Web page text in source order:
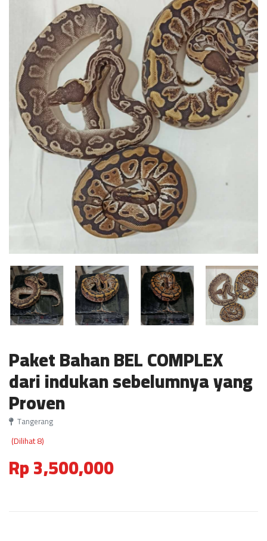
Paket Bahan BEL COMPLEX
dari indukan sebelumnya yang
Proven
Tangerang
(Dilihat 8)
Rp 3,500,000